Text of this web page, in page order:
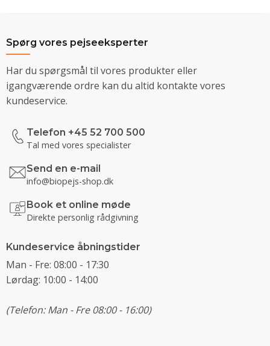
Spørg vores pejseeksperter
Har du spørgsmål til vores produkter eller
igangværende ordre kan du altid kontakte vores
kundeservice.
Telefon +45 52 700 500
Tal med vores specialister
Send en e-mail
info@biopejs-shop.dk
Book et online møde
Direkte personlig rådgivning
Kundeservice åbningstider
Man - Fre: 08:00 - 17:30
Lørdag: 10:00 - 14:00
(Telefon: Man - Fre 08:00 - 16:00)